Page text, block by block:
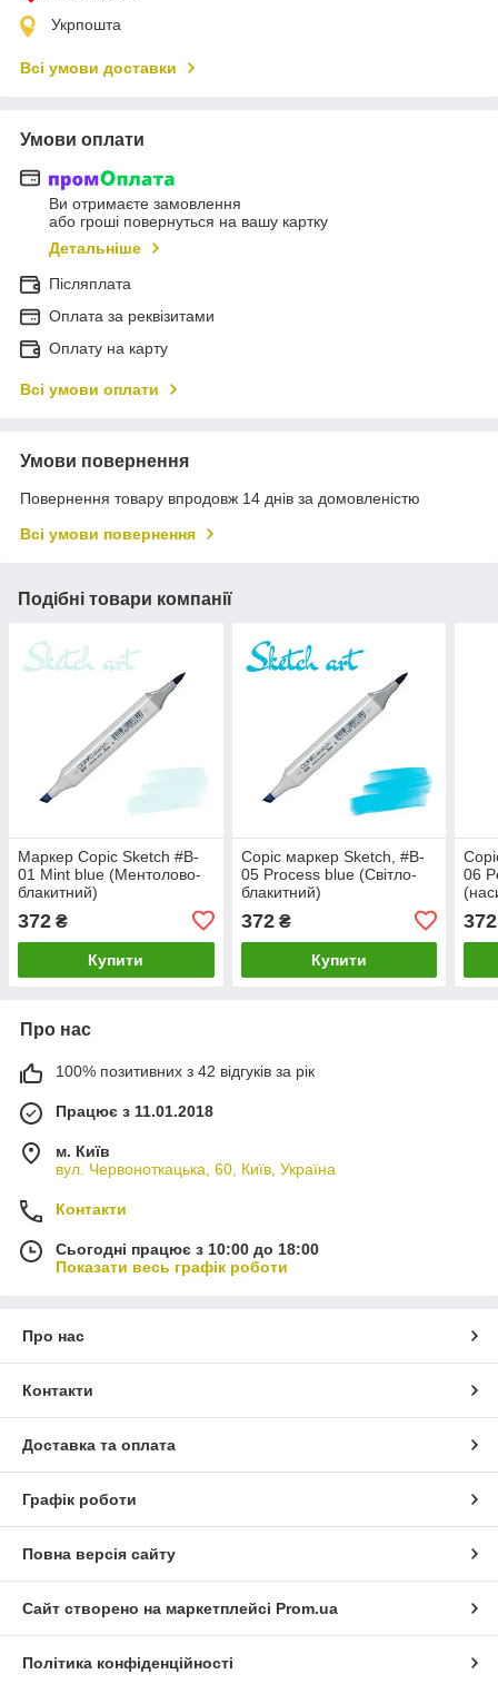
Укрпошта
Всі умови доставки
Умови оплати
Ви отримаєте замовлення
або гроші повернуться на вашу картку
Детальніше
Післяплата
Оплата за реквізитами
Оплату на карту
Всі умови оплати
Умови повернення
Повернення товару впродовж 14 днів за домовленістю
Всі умови повернення
Подібні товари компанії
Маркер Copic Sketch #B-
01 Mint blue (Ментолово-
блакитний)
372 ₴
Купити
Copic маркер Sketch, #B-
05 Process blue (Світло-
блакитний)
372₴
Купити
06
372
Про нас
100% позитивних з 42 відгуків за рік
Працює з 11.01.2018
м. Київ
вул. Червоноткацька, 60, Київ, Україна
Контакти
Сьогодні працює з 10:00 до 18:00
Показати весь графік роботи
Про нас
Контакти
Доставка та оплата
Графік роботи
Повна версія сайту
Сайт створено на маркетплейсі Prom.ua
Політика конфіденційності